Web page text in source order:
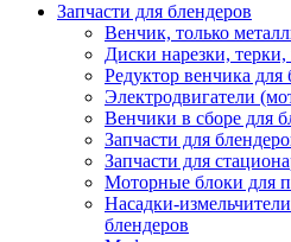
Запчасти для блендеров
Венчик, только
Диски нарезки,
Редуктор венчика для
Электродвигатели
Венчики в сборе для
Запчасти для
Запчасти для
Моторные блоки для
Насадки-
блендеров